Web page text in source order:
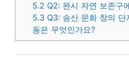
5.2 Q2: 완시 자연 보존구
5.3 Q3: 송산 문화 창의
동은 무엇인가요?